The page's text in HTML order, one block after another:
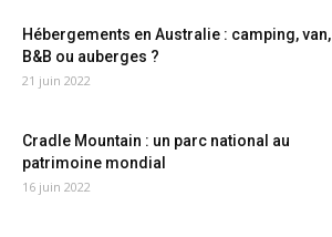
Hébergements en Australie : camping, van,
B&B ou auberges ?
21 juin 2022
Cradle Mountain : un parc national au
patrimoine mondial
16 juin 2022